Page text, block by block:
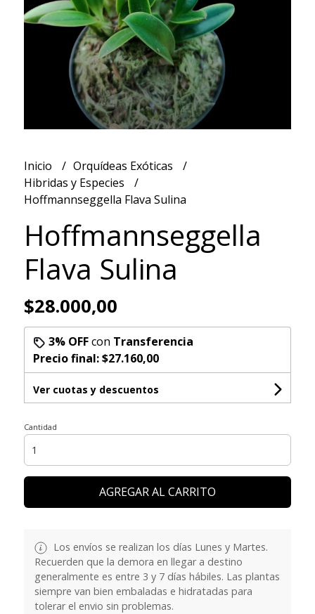
Inicio
Orquídeas Exóticas
Hibridas y Especies
Hoffmannseggella Flava Sulina
Hoffmannseggella
Flava Sulina
$28.000,00
3% OFFcon Transferencia
Precio final:$27.160,00
Ver cuotas y descuentos
Cantidad
AGREGAR AL CARRITO
Los envíos se realizan los días Lunes y Martes.
Recuerden que la demora en llegar a destino
generalmente es entre 3 y 7 días hábiles. Las plantas
siempre van bien embaladas e hidratadas para
tolerar el envio sin problemas.